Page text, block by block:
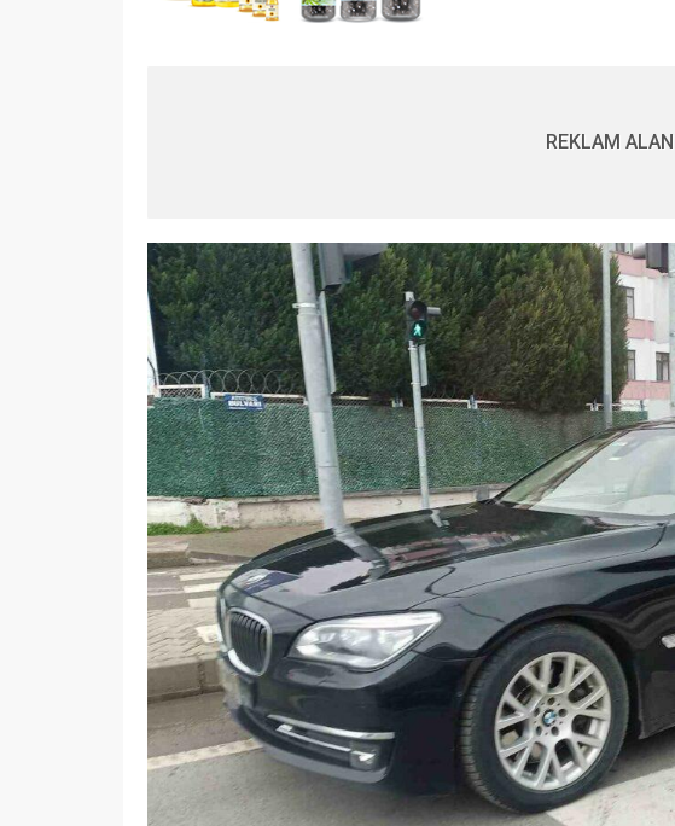
REKLAM
Samsun’da Eğitime Kar
Engeli Devam Ediyor
TÜİK Açıkladı:
Azaldı, Boşanmalar
Çoğaldı
24.02.2025